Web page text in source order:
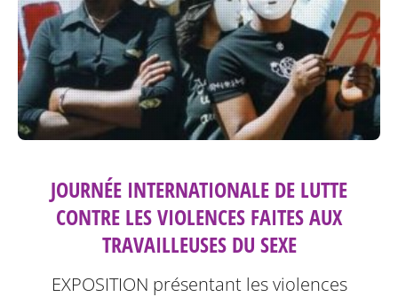
JOURNÉE INTERNATIONALE DE LUTTE
CONTRE LES VIOLENCES FAITES AUX
TRAVAILLEUSES DU SEXE
EXPOSITION présentant les violences